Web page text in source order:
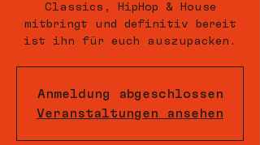
Classics, HipHop & House
mitbringt und definitiv bereit
ist ihn für euch auszupacken.
Anmeldung abgeschlossen
Veranstaltungen ansehen